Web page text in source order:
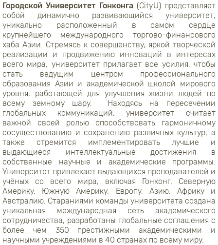
Городской Университет Гонконга (CityU) представляет
собой динамично развивающийся университет,
уникально расположенный в самом сердце
крупнейшего международного торгово-финансового
хаба Азии. Стремясь к совершенству, яркой творческой
реализации и продвижению инноваций в интересах
всего мира, университет прилагает все усилия, чтобы
стать ведущим центром профессионального
образования Азии и академической школой мирового
уровня, работающей для улучшения жизни людей по
всему земному шару. Находясь на пересечении
глобальных коммуникаций, университет считает
важной своей ролью способствовать гармоничному
сосуществованию и сохранению различных культур, а
также стремится имплементировать лучшие и
выдающиеся интеллектуальные достижения в
собственные научные и академические программы.
Университет привлекает выдающихся преподавателей и
учёных со всего мира, включая Гонконг, Северную
Америку, Южную Америку, Европу, Азию, Африку и
Австралию. Стараниями команды университета создана
уникальная международная сеть академического
сотрудничества, разработаны глобальные соглашения с
более чем 350 престижными академическими и
научными учреждениями в 40 странах по всему миру.